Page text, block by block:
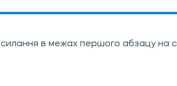
в межах першого абзацу на